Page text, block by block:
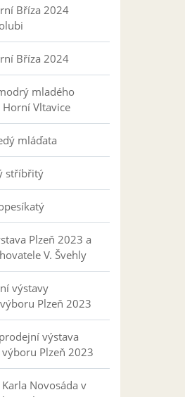
Bříza 2024
Bříza 2024
mladého
Horní Vltavice
mláďata
stříbřitý
Plzeň 2023 a
V. Švehly
výstavy
Plzeň 2023
výstava
Plzeň 2023
Novosáda v